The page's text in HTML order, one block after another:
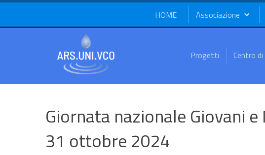
HOME Associazione
Progetti Centro
Giornata nazionale Giovani
31 ottobre 2024